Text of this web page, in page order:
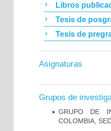
Libros
Tesis de
Tesis de
Asignaturas
Grupos de
GRUPO DE
COLOMBIA,